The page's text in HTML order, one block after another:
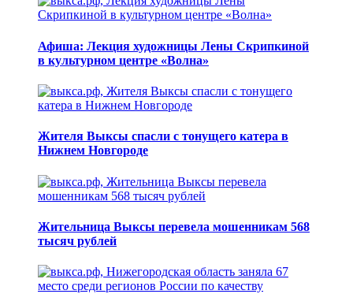
Афиша: Лекция художницы Лены Скрипкиной
в культурном центре «Волна»
Жителя Выксы спасли с тонущего катера в
Нижнем Новгороде
Жительница Выксы перевела мошенникам 568
тысяч рублей